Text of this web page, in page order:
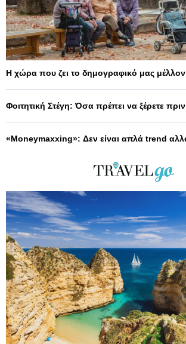
Η χώρα που ζει το δημογραφικό μας μέλλον
Φοιτητική Στέγη: Όσα πρέπει να ξέρετε πριν
«Moneymaxxing»: Δεν είναι απλά trend